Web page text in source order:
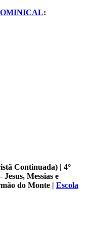
:
Continuada) | 4°
Messias e
do Monte | Escola